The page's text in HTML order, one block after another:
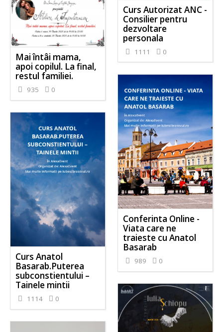
Curs Autorizat ANC -
Consilier pentru
dezvoltare
personala
1111 0
Mai întâi mama,
apoi copilul. La final,
restul familiei.
935 0
Conferinta Online -
Viata care ne
traieste cu Anatol
Basarab
989 0
Curs Anatol
Basarab.Puterea
subconstientului –
Tainele mintii
1114 0